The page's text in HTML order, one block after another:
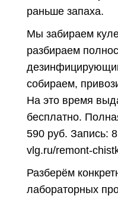
раньше запаха.
Мы забираем
разбираем
собираем,
На это время
бесплатно.
590 руб. Запись:
vlg.ru/remont-
Разберём
лабораторных